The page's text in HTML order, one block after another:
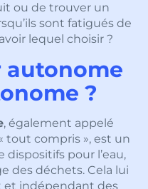
ou de trouver un
sont fatigués de
lequel choisir ?
autonome
?
, également appelé
tout compris », est un
pour l’eau,
des déchets. Cela lui
et indépendant des